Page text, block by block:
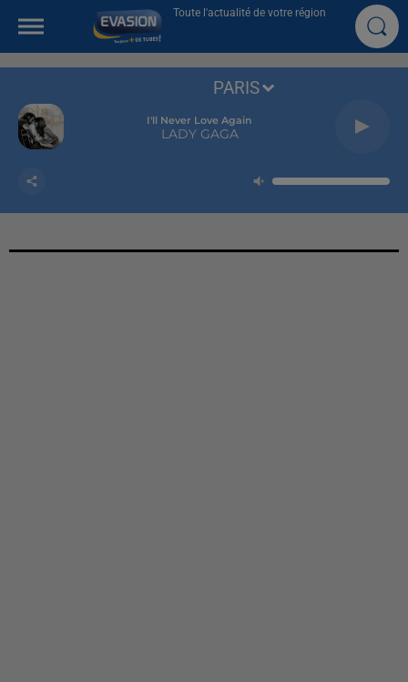
Toute l'actualité de votre région
I'll Never Love Again
LADY GAGA
PARIS